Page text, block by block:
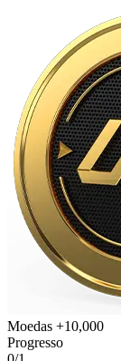
Moedas +10,000
Progresso